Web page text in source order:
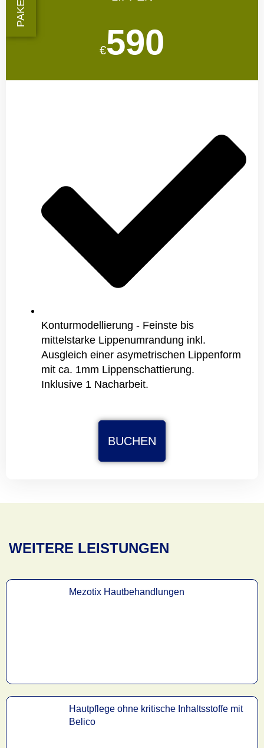
€590
Konturmodellierung - Feinste bis
mittelstarke Lippenumrandung inkl.
Ausgleich einer asymetrischen Lippenform
mit ca. 1mm Lippenschattierung.
Inklusive 1 Nacharbeit.
BUCHEN
WEITERE LEISTUNGEN
Mezotix Hautbehandlungen
Hautpflege ohne kritische Inhaltsstoffe mit
Belico